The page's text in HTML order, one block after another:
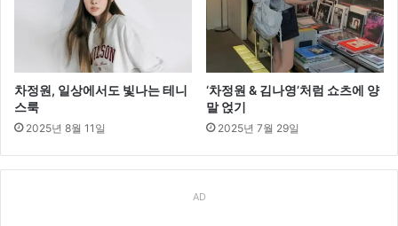
차정원, 일상에서도 빛나는 테니
스룩
2025년 8월 11일
‘차정원 & 김나영’처럼 쇼츠에 양
말 얹기
2025년 7월 29일
AD